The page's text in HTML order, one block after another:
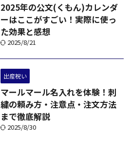
2025年の公文(くもん)カレンダ
ーはここがすごい！実際に使っ
た効果と感想
2025/8/21
出産祝い
マールマール名入れを体験！刺
繍の頼み方・注意点・注文方法
まで徹底解説
2025/8/30